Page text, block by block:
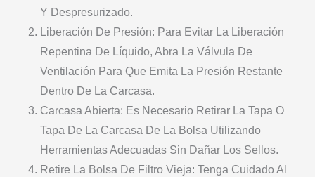
Y Despresurizado.
Liberación De Presión: Para Evitar La Liberación
Repentina De Líquido, Abra La Válvula De
Ventilación Para Que Emita La Presión Restante
Dentro De La Carcasa.
Carcasa Abierta: Es Necesario Retirar La Tapa O
Tapa De La Carcasa De La Bolsa Utilizando
Herramientas Adecuadas Sin Dañar Los Sellos.
Retire La Bolsa De Filtro Vieja: Tenga Cuidado Al